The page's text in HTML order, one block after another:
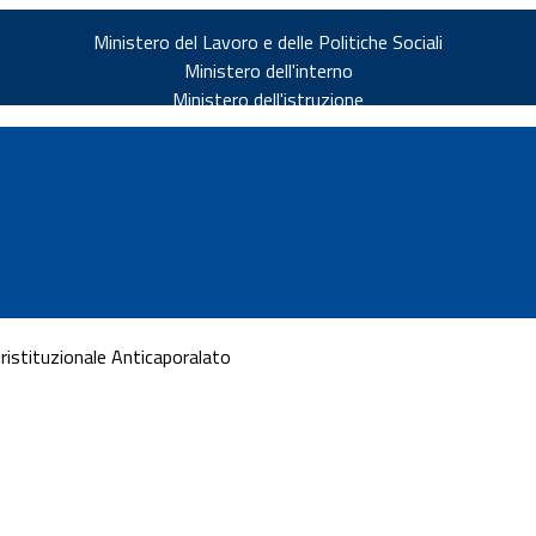
Ministero del Lavoro e delle Politiche Sociali
Ministero dell'interno
Ministero dell'istruzione
Anticaporalato